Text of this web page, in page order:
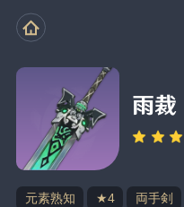
雨裁
元素熟知 ★4 両手剣